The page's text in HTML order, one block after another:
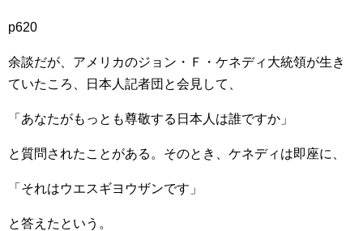
p620
余談だが、アメリカのジョン・Ｆ・ケネディ大統領が生き
ていたころ、日本人記者団と会見して、
「あなたがもっとも尊敬する日本人は誰ですか」
と質問されたことがある。そのとき、ケネディは即座に、
「それはウエスギヨウザンです」
と答えたという。